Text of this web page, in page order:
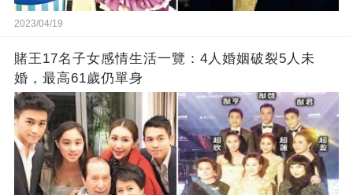
2023/04/19
賭王17名子女感情生活一覽：4人婚姻破裂5人未
婚，最高61歲仍單身